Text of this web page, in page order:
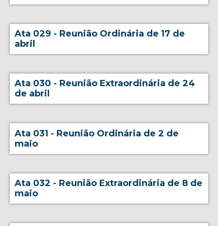
Ata 029 - Reunião Ordinária de 17 de
abril
Ata 030 - Reunião Extraordinária de 24
de abril
Ata 031 - Reunião Ordinária de 2 de
maio
Ata 032 - Reunião Extraordinária de 8 de
maio